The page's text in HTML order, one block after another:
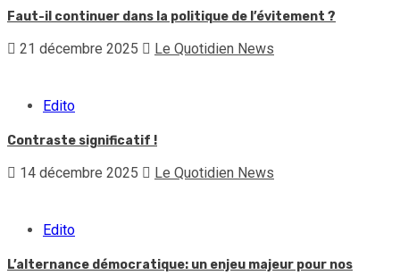
Faut-il continuer dans la politique de l’évitement ?
21 décembre 2025 Le Quotidien News
Edito
Contraste significatif !
14 décembre 2025 Le Quotidien News
Edito
L’alternance démocratique: un enjeu majeur pour nos